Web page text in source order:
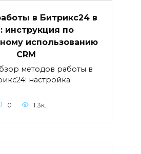
в Битрикс24 в
инструкция по
использованию
CRM
методов работы в
настройка
0 1.3к.